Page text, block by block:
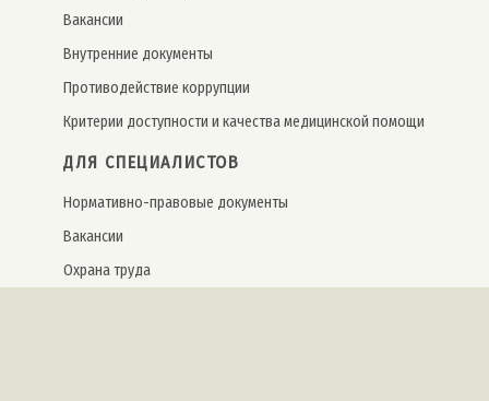
Вакансии
Внутренние документы
Противодействие коррупции
Критерии доступности и качества медицинской помощи
ДЛЯ СПЕЦИАЛИСТОВ
Нормативно-правовые документы
Вакансии
Охрана труда